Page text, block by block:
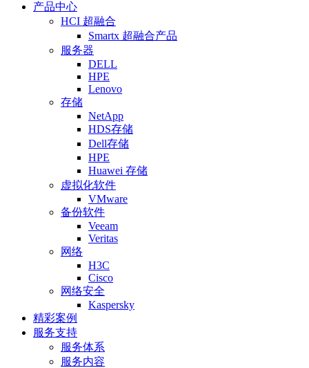
产品中心
HCI 超融合
Smartx 超融合产品
服务器
DELL
HPE
Lenovo
存储
NetApp
HDS存储
Dell存储
HPE
Huawei 存储
虚拟化软件
VMware
备份软件
Veeam
Veritas
网络
H3C
Cisco
网络安全
Kaspersky
精彩案例
服务支持
服务体系
服务内容